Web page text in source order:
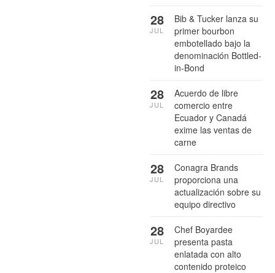
Bib & Tucker lanza su
primer bourbon
embotellado bajo la
denominación Bottled-
in-Bond
28
JUL
Acuerdo de libre
comercio entre
Ecuador y Canadá
exime las ventas de
carne
28
JUL
Conagra Brands
proporciona una
actualización sobre su
equipo directivo
28
JUL
Chef Boyardee
presenta pasta
enlatada con alto
contenido proteico
28
JUL